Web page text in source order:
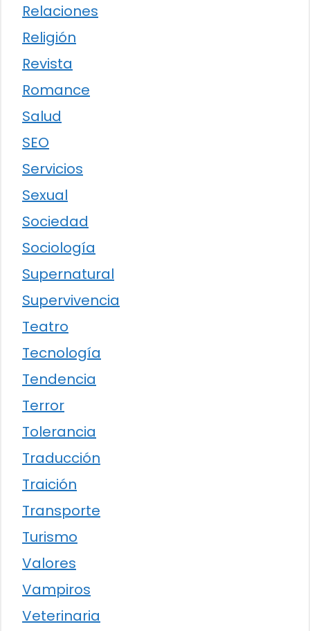
Relaciones
Religión
Revista
Romance
Salud
SEO
Servicios
Sexual
Sociedad
Sociología
Supernatural
Supervivencia
Teatro
Tecnología
Tendencia
Terror
Tolerancia
Traducción
Traición
Transporte
Turismo
Valores
Vampiros
Veterinaria